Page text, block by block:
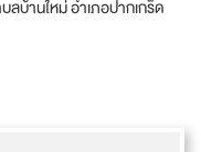
บ้านใหม่ อำเภอปากเกร็ด